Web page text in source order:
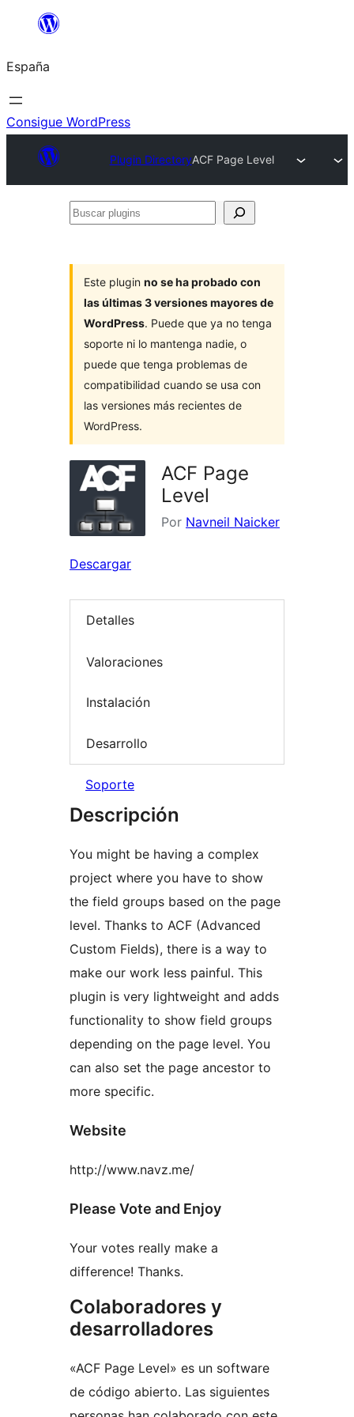
Saltar
contenido
España
Consigue WordPress
Plugin DirectoryACF Page Level
Buscar
Este plugin no se ha probado con
las últimas 3 versiones mayores de
WordPress. Puede que ya no tenga
soporte ni lo mantenga nadie, o
puede que tenga problemas de
compatibilidad cuando se usa con
las versiones más recientes de
WordPress.
ACF Page
Level
Por Navneil Naicker
Descargar
Detalles
Valoraciones
Instalación
Desarrollo
Soporte
Descripción
You might be having a complex
project where you have to show
the field groups based on the page
level. Thanks to ACF (Advanced
Custom Fields), there is a way to
make our work less painful. This
plugin is very lightweight and adds
functionality to show field groups
depending on the page level. You
can also set the page ancestor to
more specific.
Website
http://www.navz.me/
Please Vote and Enjoy
Your votes really make a
difference! Thanks.
Colaboradores y
desarrolladores
«ACF Page Level» es un software
de código abierto. Las siguientes